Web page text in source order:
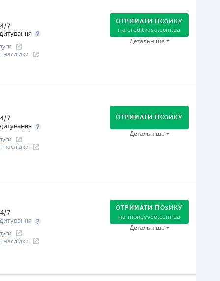
Онлайн (через сайт або інтернет-банкінг)
Через термінали Приватбанку
Через термінали самообслуговування
НБУ
7
ОТРИМАТИ ПОЗИКУ
на creditkasa.com.ua
Детальніше
Онлайн (через сайт або інтернет-банкінг)
Через термінали Приватбанку
Через термінали самообслуговування
Через відділення банків-партнерів
7
ОТРИМАТИ ПОЗИКУ
Детальніше
Оплата на розрахунковий рахунок
Онлайн (через сайт або інтернет-банкінг)
НБУ
переоформлена 07.03.2024 р.
7
ОТРИМАТИ ПОЗИКУ
на moneyveo.com.ua
Детальніше